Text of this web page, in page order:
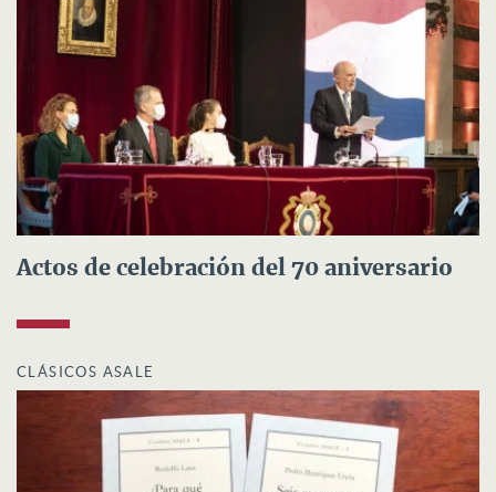
Actos de celebración del 70 aniversario
CLÁSICOS ASALE